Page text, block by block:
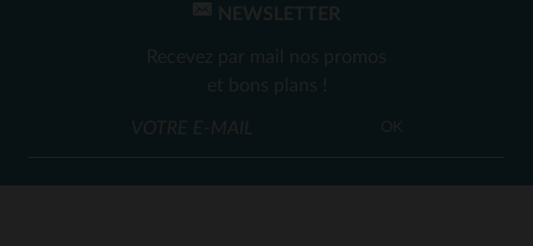
NEWSLETTER
Recevez par mail nos promos
et bons plans !
OK